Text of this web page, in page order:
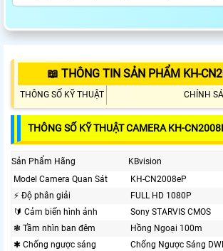
📖 THÔNG TIN SẢN PHẨM KH-
THÔNG SỐ KỸ THUẬT CHÍNH
THÔNG SỐ KỸ THUẬT CAMERA KH-
Sản Phẩm Hãng
KBvision
Model Camera Quan Sát
KH-CN2008eP
️⚡ Độ phân giải
FULL HD 1080P
🔰 Cảm biến hình ảnh
Sony STARVIS CMOS
❃ Tầm nhìn ban đêm
Hồng Ngoại 100m
✱ Chống ngược sáng
Chống Ngược Sáng